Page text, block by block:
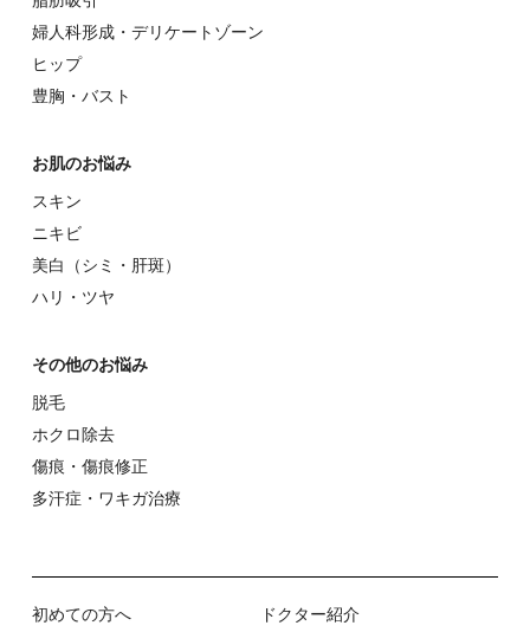
婦⼈科形成・デリケートゾーン
ヒップ
豊胸・バスト
お肌のお悩み
スキン
ニキビ
美⽩（シミ・肝斑）
ハリ・ツヤ
その他のお悩み
脱⽑
ホクロ除去
傷痕・傷痕修正
多汗症・ワキガ治療
初めての⽅へ
ドクター紹介